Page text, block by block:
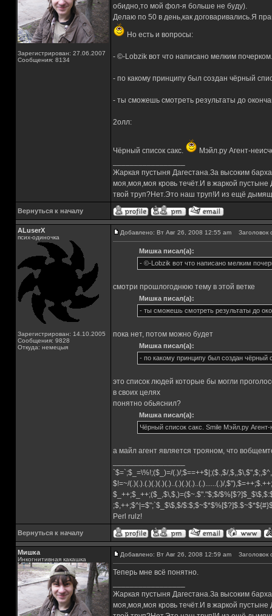
Зарегистрирован: 27.06.2007
Сообщения: 8134
обидно,то мой фол-я больше не буду).
Делаю по 50 в день,как договаривались.Я
Но есть и вопросы:
- ©-Lobzik вот что написано мелким почерком.
- по какому принципу был создан чёрный
- ты сможешь смотреть результаты до
2олл:
Чёрный список сакс.
Мэйл.ру Агент-
Жаркая пустыня Дагестана.За высоким
моя,моя,моя кровь течёт.И в жаркой
твой труп?Нет.Это наш труп!И из ещё
Вернуться к началу
ALuserX
псих-одиночка
Зарегистрирован: 14.10.2005
Сообщения: 9828
Откуда: немецыя
Добавлено: Вт Авг 26, 2008 12:55 am Заголовок
Мишка писал(а):
- ©-Lobzik вот что написано мелким
смотри прошлогоднюю тему в этой ветке
Мишка писал(а):
- ты сможешь смотреть результаты до
пока нет, потом можно будет
Мишка писал(а):
- по какому принципу был создан чёрный
это список людей которые бы могли
в своих целях
понятно обьяснил?
Мишка писал(а):
Чёрный список сакс. Smile Мэйл.ру
а майл агент является трояном, что
`$=`;$_=\%!;($_)=/(.)/;$==++$|;($.,$/
$!=~/(.)(.).(.)(.)(.)(.)..(.)(.)(.)..(.)......(.)/
$_++;$_++;($_,$\,$,)=($~.$"."$;$/
;$,++;$^|=$";`$_$\$,$/
Perl rulz!
Вернуться к началу
Мишка
Инкогнитивная какашка
Добавлено: Вт Авг 26, 2008 12:59 am Заголовок
Теперь мне всё понятно.
Жаркая пустыня Дагестана.За высоким
моя,моя,моя кровь течёт.И в жаркой